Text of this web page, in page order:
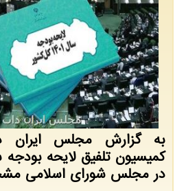
به گزارش مجلس ایران
در مجلس شورای اسلامی